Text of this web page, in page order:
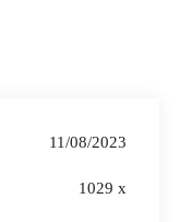
11/08/2023
1029 x